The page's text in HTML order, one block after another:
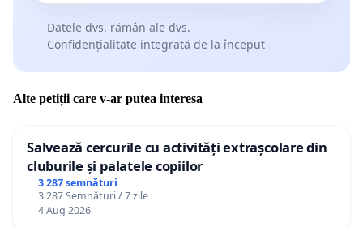
Datele dvs. rămân ale dvs.
Confidențialitate integrată de la început
Alte petiții care v-ar putea interesa
Salvează cercurile cu activități extrașcolare din
cluburile și palatele copiilor
3 287 semnături
3 287 Semnături / 7 zile
4 Aug 2026